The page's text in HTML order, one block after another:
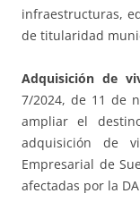
infraestructuras,
de titularidad
Adquisición de
7/2024, de 11 de
ampliar el
adquisición de
Empresarial de
afectadas por la